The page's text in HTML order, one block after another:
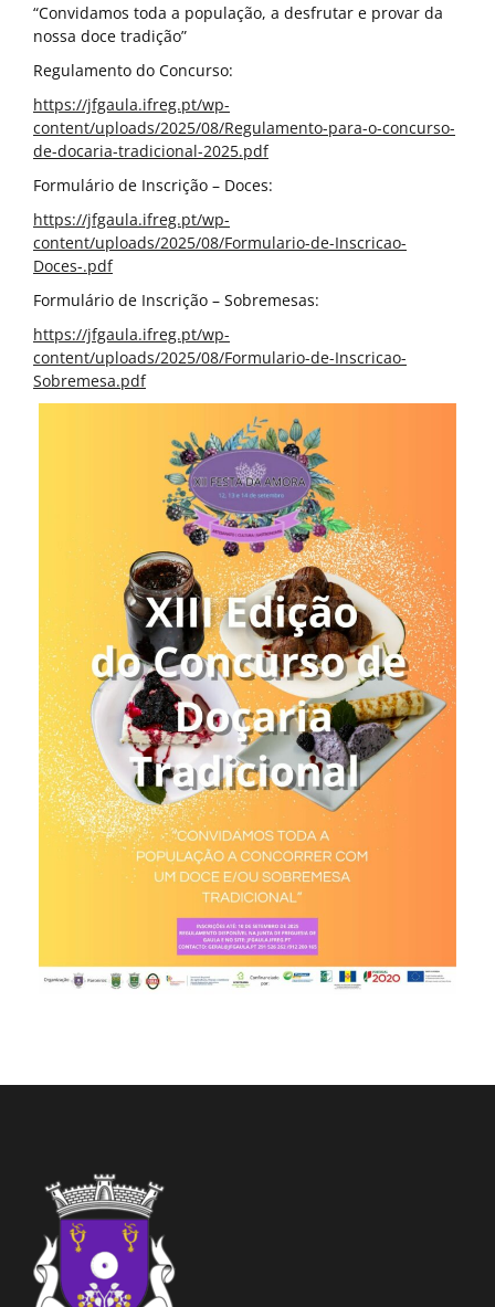
“Convidamos toda a população, a desfrutar e provar da
nossa doce tradição”
Regulamento do Concurso:
https://jfgaula.ifreg.pt/wp-
content/uploads/2025/08/Regulamento-para-o-concurso-
de-docaria-tradicional-2025.pdf
Formulário de Inscrição – Doces:
https://jfgaula.ifreg.pt/wp-
content/uploads/2025/08/Formulario-de-Inscricao-
Doces-.pdf
Formulário de Inscrição – Sobremesas:
https://jfgaula.ifreg.pt/wp-
content/uploads/2025/08/Formulario-de-Inscricao-
Sobremesa.pdf